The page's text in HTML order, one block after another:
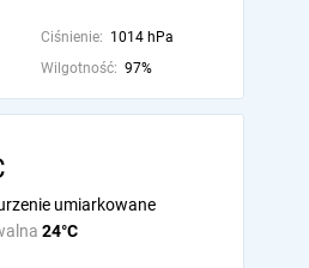
Ciśnienie: 1014 hPa
Wilgotność: 97%
24°C
umiarkowane